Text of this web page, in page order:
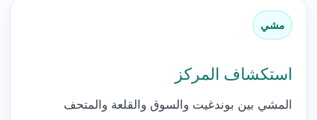
مشي
استكشاف المركز
المشي بين بوندغيت والسوق والقلعة والمتحف